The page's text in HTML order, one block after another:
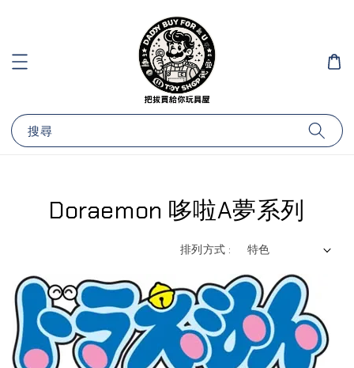
搜尋
Doraemon 哆啦A夢系列
排列方式 :